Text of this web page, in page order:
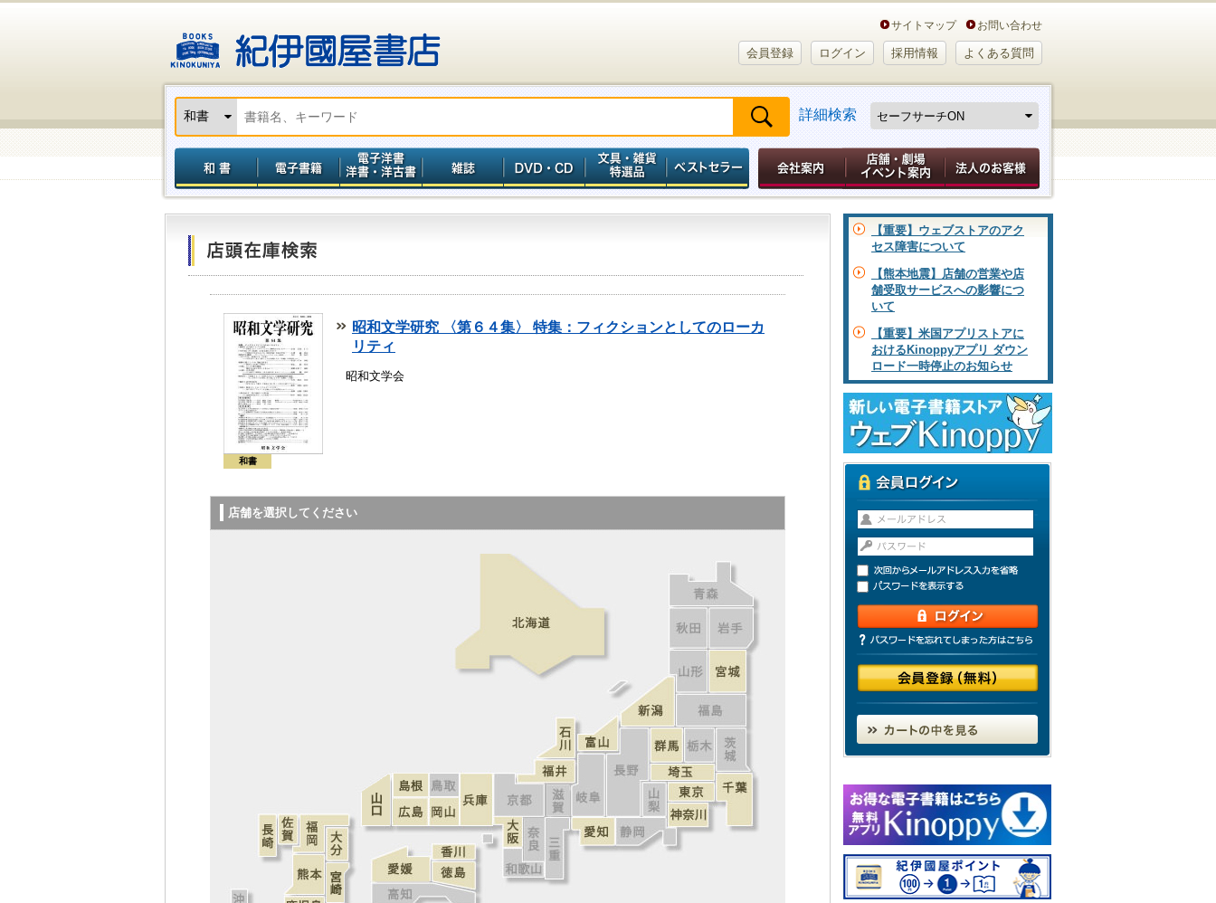
サイトマップ お問い合わせ
会員登録 ログイン 採用情報 よくある質問
詳細検索
和書
昭和文学研究 〈第６４集〉 特集：フィクションとしてのローカ
リティ
昭和文学会
店舗を選択してください
【重要】ウェブストアのアク
セス障害について
【熊本地震】店舗の営業や店
舗受取サービスへの影響につ
いて
【重要】米国アプリストアに
おけるKinoppyアプリ ダウン
ロード一時停止のお知らせ